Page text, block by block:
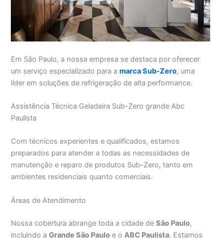
Em São Paulo, a nossa empresa se destaca por oferecer
um serviço especializado para amarca Sub-Zero, uma
líder em soluções de refrigeração de alta performance.
Assistência Técnica Geladeira Sub-Zero grande Abc
Paulista
Com técnicos experientes e qualificados, estamos
preparados para atender a todas as necessidades de
manutenção e reparo de produtos Sub-Zero, tanto em
ambientes residenciais quanto comerciais.
Áreas de Atendimento
Nossa cobertura abrange toda a cidade deSão Paulo,
incluindo aGrande São Paulo e o ABC Paulista. Estamos